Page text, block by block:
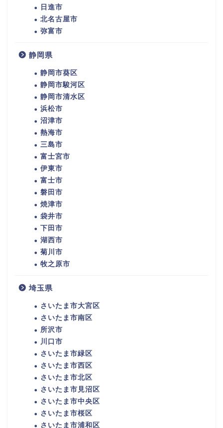
日進市
北名古屋市
弥富市
静岡県
静岡市葵区
静岡市駿河区
静岡市清水区
浜松市
沼津市
熱海市
三島市
富士宮市
伊東市
富士市
磐田市
焼津市
袋井市
下田市
湖西市
菊川市
牧之原市
埼玉県
さいたま市大宮区
さいたま市南区
所沢市
川口市
さいたま市緑区
さいたま市西区
さいたま市北区
さいたま市見沼区
さいたま市中央区
さいたま市桜区
さいたま市浦和区